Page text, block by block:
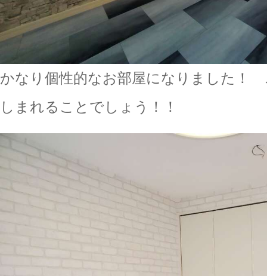
かなり個性的なお部屋になりました！
しまれることでしょう！！